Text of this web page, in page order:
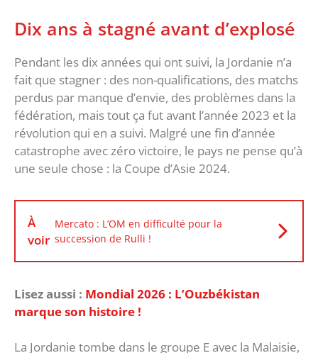
Dix ans à stagné avant d’explosé
Pendant les dix années qui ont suivi, la Jordanie n’a
fait que stagner : des non-qualifications, des matchs
perdus par manque d’envie, des problèmes dans la
fédération, mais tout ça fut avant l’année 2023 et la
révolution qui en a suivi. Malgré une fin d’année
catastrophe avec zéro victoire, le pays ne pense qu’à
une seule chose : la Coupe d’Asie 2024.
À
voir
Mercato : L’OM en difficulté pour la
succession de Rulli !
Lisez aussi : Mondial 2026 : L’Ouzbékistan
marque son histoire !
La Jordanie tombe dans le groupe E avec la Malaisie,